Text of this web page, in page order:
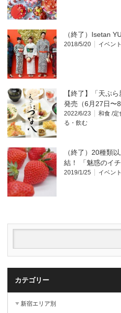
（終了）Isetan
2018/5/20 イベン
【終了】「天ぷ
発売（6月27日〜
2022/6/23 和食 /定
る・飲む
（終了）20種類
結！ 「魅惑のイ
2019/1/25 イベン
カテゴリー
新宿エリア別